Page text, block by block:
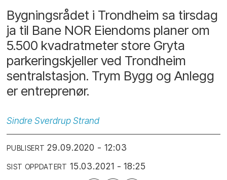
Bygningsrådet i Trondheim sa tirsdag
ja til Bane NOR Eiendoms planer om
5.500 kvadratmeter store Gryta
parkeringskjeller ved Trondheim
sentralstasjon. Trym Bygg og Anlegg
er entreprenør.
Sindre Sverdrup Strand
PUBLISERT 29.09.2020 - 12:03
SIST OPPDATERT 15.03.2021 - 18:25